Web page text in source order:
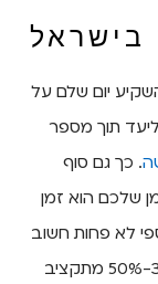
בישראל
יום שלם על
תוך מספר
. כך גם סוף
שלכם הוא זמן
לא פחות חשוב
– הוצאות הטיסה לחו"ל יכולות להגיע ל-30%-50% מתקציב